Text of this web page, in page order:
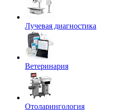
Лучевая диагностика
Ветеринария
Отоларингология